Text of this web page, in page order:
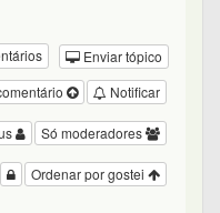
Enviar tópico
Notificar
Só moderadores
Ordenar por gostei